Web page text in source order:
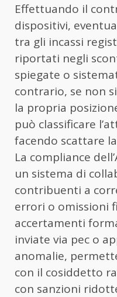
Effettuando il
dispositivi,
tra gli incassi
riportati negli
spiegate o
contrario, se non
la propria
può classificare
facendo scattare
La compliance
un sistema di
contribuenti a
errori o omissioni
accertamenti
inviate via pec o
anomalie,
con il cosiddetto
con sanzioni